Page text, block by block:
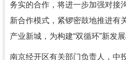
务实的合作，将进一步加强对接
新合作模式，紧锣密鼓地推进有
产业新城，为构建“双循环”新发
南京经开区有关部门负责人，中